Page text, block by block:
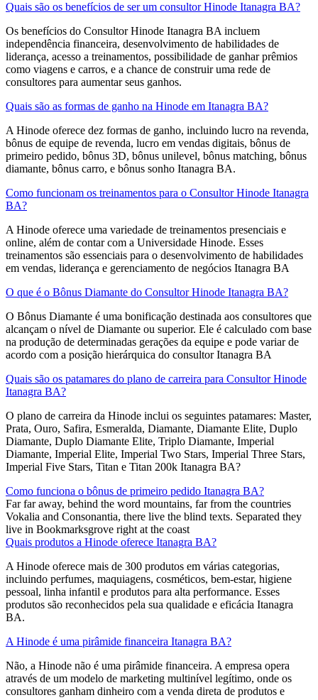
Quais são os benefícios de ser um consultor Hinode Itanagra BA?
Os benefícios do Consultor Hinode Itanagra BA incluem
independência financeira, desenvolvimento de habilidades de
liderança, acesso a treinamentos, possibilidade de ganhar prêmios
como viagens e carros, e a chance de construir uma rede de
consultores para aumentar seus ganhos.
Quais são as formas de ganho na Hinode em Itanagra BA?
A Hinode oferece dez formas de ganho, incluindo lucro na revenda,
bônus de equipe de revenda, lucro em vendas digitais, bônus de
primeiro pedido, bônus 3D, bônus unilevel, bônus matching, bônus
diamante, bônus carro, e bônus sonho Itanagra BA.
Como funcionam os treinamentos para o Consultor Hinode Itanagra
BA?
A Hinode oferece uma variedade de treinamentos presenciais e
online, além de contar com a Universidade Hinode. Esses
treinamentos são essenciais para o desenvolvimento de habilidades
em vendas, liderança e gerenciamento de negócios Itanagra BA
O que é o Bônus Diamante do Consultor Hinode Itanagra BA?
O Bônus Diamante é uma bonificação destinada aos consultores que
alcançam o nível de Diamante ou superior. Ele é calculado com base
na produção de determinadas gerações da equipe e pode variar de
acordo com a posição hierárquica do consultor Itanagra BA
Quais são os patamares do plano de carreira para Consultor Hinode
Itanagra BA?
O plano de carreira da Hinode inclui os seguintes patamares: Master,
Prata, Ouro, Safira, Esmeralda, Diamante, Diamante Elite, Duplo
Diamante, Duplo Diamante Elite, Triplo Diamante, Imperial
Diamante, Imperial Elite, Imperial Two Stars, Imperial Three Stars,
Imperial Five Stars, Titan e Titan 200k Itanagra BA?
Como funciona o bônus de primeiro pedido Itanagra BA?
Far far away, behind the word mountains, far from the countries
Vokalia and Consonantia, there live the blind texts. Separated they
live in Bookmarksgrove right at the coast
Quais produtos a Hinode oferece Itanagra BA?
A Hinode oferece mais de 300 produtos em várias categorias,
incluindo perfumes, maquiagens, cosméticos, bem-estar, higiene
pessoal, linha infantil e produtos para alta performance. Esses
produtos são reconhecidos pela sua qualidade e eficácia Itanagra
BA.
A Hinode é uma pirâmide financeira Itanagra BA?
Não, a Hinode não é uma pirâmide financeira. A empresa opera
através de um modelo de marketing multinível legítimo, onde os
consultores ganham dinheiro com a venda direta de produtos e